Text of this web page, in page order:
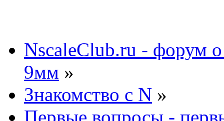
NscaleClub.ru - форум
9мм »
Знакомство с N »
Первые вопросы -